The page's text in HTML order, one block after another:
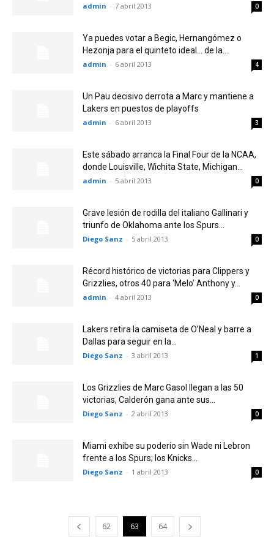
admin - 7 abril 2013 0
Ya puedes votar a Begic, Hernangómez o
Hezonja para el quinteto ideal… de la...
admin - 6 abril 2013 4
Un Pau decisivo derrota a Marc y mantiene a
Lakers en puestos de playoffs
admin - 6 abril 2013 3
Este sábado arranca la Final Four de la NCAA,
donde Louisville, Wichita State, Michigan...
admin - 5 abril 2013 0
Grave lesión de rodilla del italiano Gallinari y
triunfo de Oklahoma ante los Spurs...
Diego Sanz - 5 abril 2013 0
Récord histórico de victorias para Clippers y
Grizzlies, otros 40 para ‘Melo’ Anthony y...
admin - 4 abril 2013 0
Lakers retira la camiseta de O’Neal y barre a
Dallas para seguir en la...
Diego Sanz - 3 abril 2013 1
Los Grizzlies de Marc Gasol llegan a las 50
victorias, Calderón gana ante sus...
Diego Sanz - 2 abril 2013 0
Miami exhibe su poderío sin Wade ni Lebron
frente a los Spurs; los Knicks...
Diego Sanz - 1 abril 2013 0
62 63 64